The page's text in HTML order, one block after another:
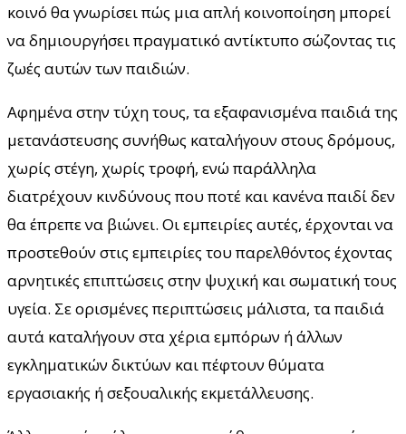
κοινό θα γνωρίσει πώς μια απλή κοινοποίηση μπορεί
να δημιουργήσει πραγματικό αντίκτυπο σώζοντας τις
ζωές αυτών των παιδιών.
Αφημένα στην τύχη τους, τα εξαφανισμένα παιδιά της
μετανάστευσης συνήθως καταλήγουν στους δρόμους,
χωρίς στέγη, χωρίς τροφή, ενώ παράλληλα
διατρέχουν κινδύνους που ποτέ και κανένα παιδί δεν
θα έπρεπε να βιώνει. Οι εμπειρίες αυτές, έρχονται να
προστεθούν στις εμπειρίες του παρελθόντος έχοντας
αρνητικές επιπτώσεις στην ψυχική και σωματική τους
υγεία. Σε ορισμένες περιπτώσεις μάλιστα, τα παιδιά
αυτά καταλήγουν στα χέρια εμπόρων ή άλλων
εγκληματικών δικτύων και πέφτουν θύματα
εργασιακής ή σεξουαλικής εκμετάλλευσης.